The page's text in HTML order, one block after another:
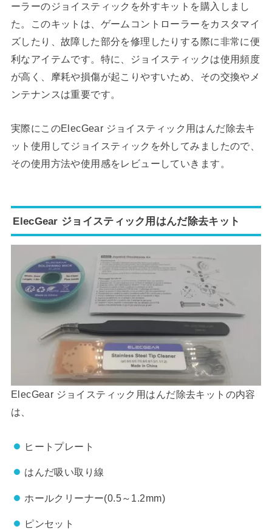
ーラーのジョイスティックを外すキットを購入しまし
た。このキットは、ゲームコントローラーをカスタマイ
ズしたり、故障した部分を修理したりする際に非常に便
利なアイテムです。特に、ジョイスティックは使用頻度
が高く、摩耗や損傷が起こりやすいため、その交換やメ
ンテナンスは重要です。
実際にこのElecGear ジョイスティック用はんだ除去キ
ット使用してジョイスティックを外してみましたので、
その使用方法や使用感をレビューしていきます。
ElecGear ジョイスティック用はんだ除去キット
ElecGear ジョイスティック用はんだ除去キットの内容
は、
ヒートプレート
はんだ吸い取り線
ホールクリーナー(0.5～1.2mm)
ピンセット